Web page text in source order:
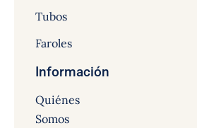
Tubos
Faroles
Información
Quiénes
Somos